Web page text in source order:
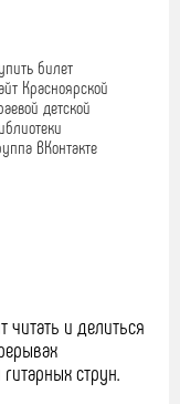
билет
Красноярской
детской
ВКонтакте
читать и делиться
струн.